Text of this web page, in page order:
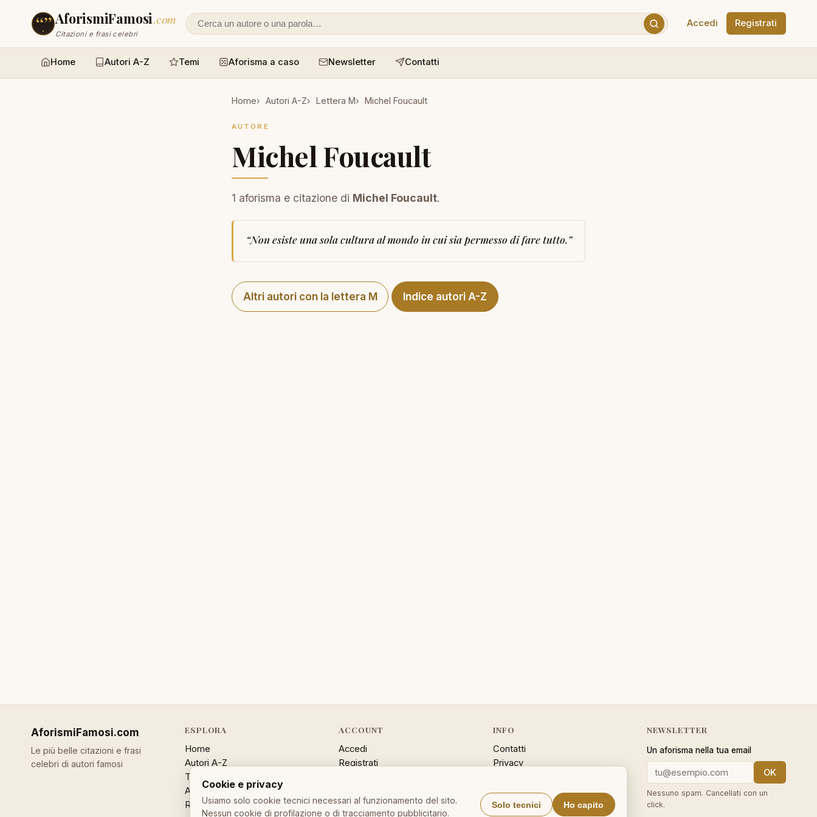
AforismiFamosi.com
Citazioni e frasi celebri Cerca un autore o un aforisma
Accedi Registrati
Home Autori A-Z Temi Aforisma a caso Newsletter Contatti
Home Autori A-Z Lettera M Michel Foucault
AUTORE
Michel Foucault
1 aforisma e citazione di Michel Foucault.
“Non esiste una sola cultura al mondo in cui sia permesso di fare tutto.”
Altri autori con la lettera M Indice autori A-Z
AforismiFamosi.com
Le più belle citazioni e frasi
celebri di autori famosi
ESPLORA
Home
Autori A-Z
Temi
Aforisma a caso
Ricerca
ACCOUNT
Accedi
Registrati
INFO
Contatti
Privacy
Sitemap
NEWSLETTER
Un aforisma nella tua email
OK
Nessuno spam. Cancellati con un
click.
Cookie e privacy
Usiamo solo cookie tecnici necessari al funzionamento del sito.
Nessun cookie di profilazione o di tracciamento pubblicitario.
Solo tecnici Ho capito